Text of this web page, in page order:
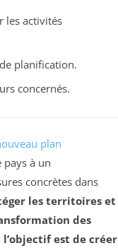
les activités
planification.
concernés.
plan
pays à un
concrètes dans
les territoires et
des
est de créer